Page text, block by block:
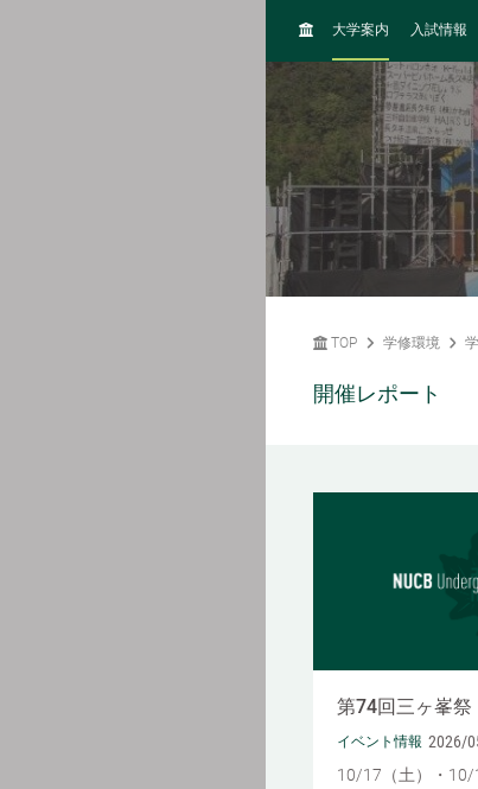
H
E
大学案内 入試情報
TOP 学修環境
開催レポート
第74回三ヶ峯祭
イベント情報 2026/
10/17（土）・10/